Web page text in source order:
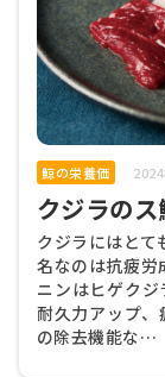
鯨の栄養価
クジラの
クジラにはとて
名なのは抗疲労
ニンはヒゲク
耐久力アップ
の除去機能な…